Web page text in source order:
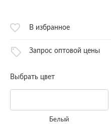
В избранное
Запрос оптовой цены
Выбрать цвет
Белый